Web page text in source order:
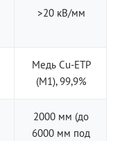
>20 кВ/мм
Медь Cu-ETP
(M1), 99,9%
2000 мм (до
6000 мм под